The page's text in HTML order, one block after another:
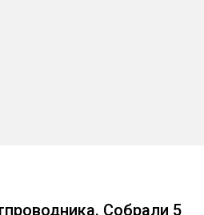
Собрали 5